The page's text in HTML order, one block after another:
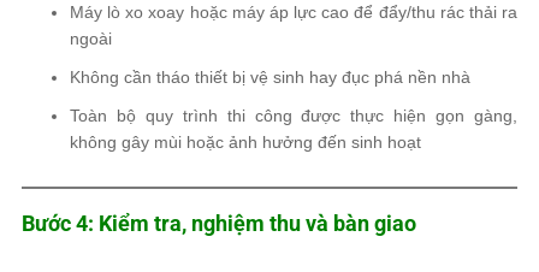
Máy lò xo xoay hoặc máy áp lực cao để đẩy/thu rác thải ra
ngoài
Không cần tháo thiết bị vệ sinh hay đục phá nền nhà
Toàn bộ quy trình thi công được thực hiện gọn gàng,
không gây mùi hoặc ảnh hưởng đến sinh hoạt
Bước 4: Kiểm tra, nghiệm thu và bàn giao